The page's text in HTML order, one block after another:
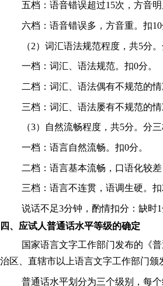
五档：语音错误超过15次，方音
六档：语音错误多，方音重。扣
（2）词汇语法规范程度，共5分。
一档：词汇、语法规范。扣0分。
二档：词汇、语法偶有不规范的
三档：词汇、语法屡有不规范的
（3）自然流畅程度，共5分。分三
一档：语言自然流畅。扣0分。
二档：语言基本流畅，口语化较
三档：语言不连贯，语调生硬。扣
说话不足3分钟，酌情扣分：缺时
四、应试人普通话水平等级的确定
国家语言文字工作部门发布的《
治区、直辖市以上语言文字工作部门
普通话水平划分为三个级别，每